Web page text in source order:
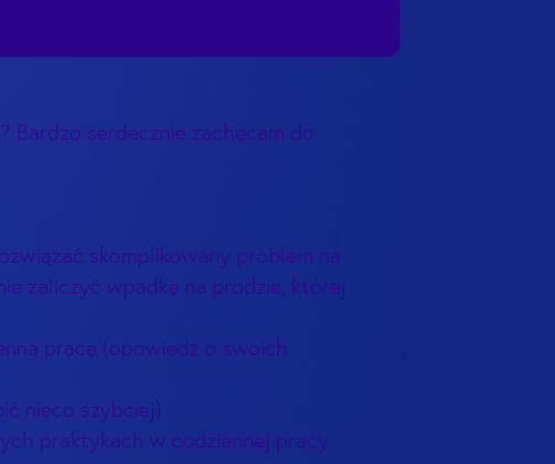
Bardzo serdecznie zachęcam do
skomplikowany problem na
zaliczyć wpadkę na prodzie, której
pracę (opowiedz o swoich
nieco szybciej)
praktykach w codziennej pracy